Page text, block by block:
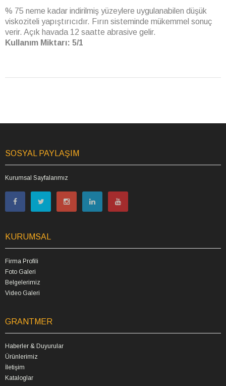
% 75 neme kadar indirilmiş yüzeylere uygulanabilen düşük
viskoziteli yapıştırıcıdır. Fırın sisteminde mükemmel sonuç
verir. Açık havada 12 saatte abrasive gelir.
Kullanım Miktarı: 5/1
SOSYAL PAYLAŞIM
Kurumsal Sayfalarımız
KURUMSAL
Firma Profili
Foto Galeri
Belgelerimiz
Video Galeri
GRANTMER
Haberler & Duyurular
Ürünlerimiz
İletişim
Kataloglar